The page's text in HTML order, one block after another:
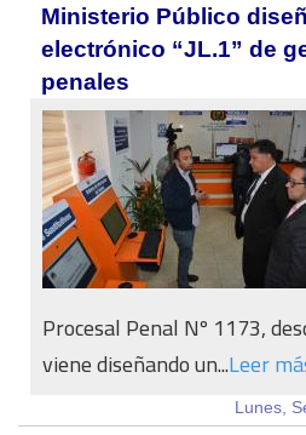
Ministerio Público
electrónico “JL.1” de
penales
Procesal Penal Nº 1173,
viene diseñando un...Leer
Lunes,